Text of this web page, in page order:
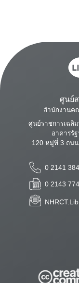
ศูนย์
สำนักงานค
ศูนย์ราชการเฉลิ
อาคารรั
120 หมู่ที่ 3 ถน
0 2141
0 2143